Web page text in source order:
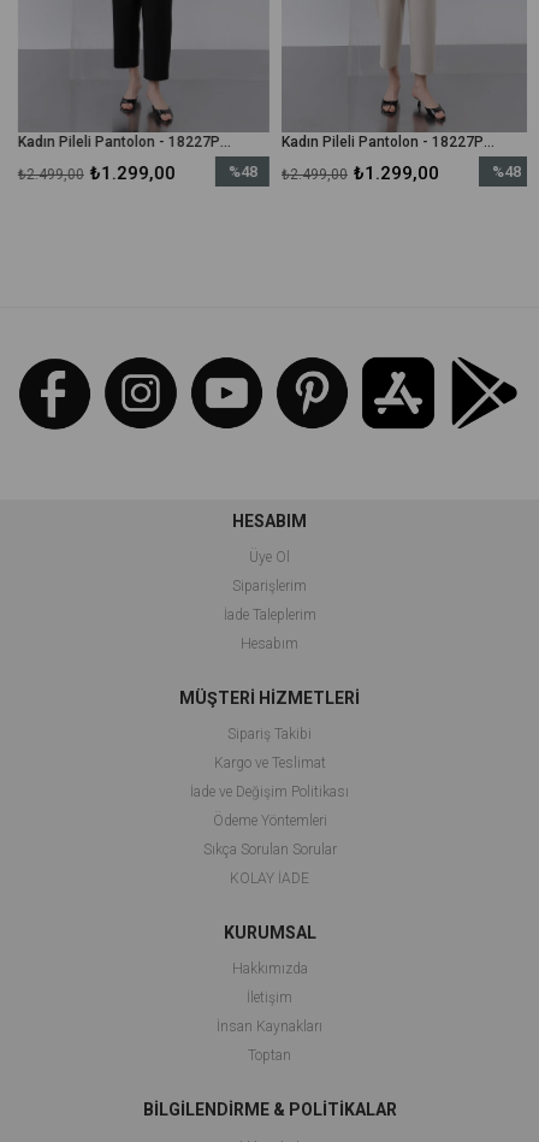
Kadın Pileli Pantolon - 18227PNT - Siyah
₺1.299,00
₺2.499,00
%48
Kadın Pileli Pantolon - 18227PNT - Bej
₺1.299,00
₺2.499,00
%48
HESABIM
Üye Ol
Siparişlerim
İade Taleplerim
Hesabım
MÜŞTERİ HİZMETLERİ
Sipariş Takibi
Kargo ve Teslimat
İade ve Değişim Politikası
Ödeme Yöntemleri
Sıkça Sorulan Sorular
KOLAY İADE
KURUMSAL
Hakkımızda
İletişim
İnsan Kaynakları
Toptan
BİLGİLENDİRME & POLİTİKALAR